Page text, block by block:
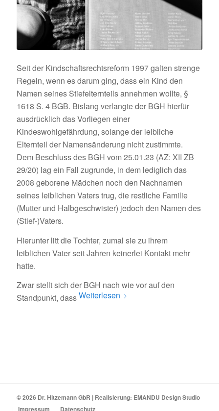
Seit der Kindschaftsrechtsreform 1997 galten strenge
Regeln, wenn es darum ging, dass ein Kind den
Namen seines Stiefelternteils annehmen wollte, §
1618 S. 4 BGB. Bislang verlangte der BGH hierfür
ausdrücklich das Vorliegen einer
Kindeswohlgefährdung, solange der leibliche
Elternteil der Namensänderung nicht zustimmte.
Dem Beschluss des BGH vom 25.01.23 (AZ: XII ZB
29/20) lag ein Fall zugrunde, in dem lediglich das
2008 geborene Mädchen noch den Nachnamen
seines leiblichen Vaters trug, die restliche Familie
(Mutter und Halbgeschwister) jedoch den Namen des
(Stief-)Vaters.
Hierunter litt die Tochter, zumal sie zu ihrem
leiblichen Vater seit Jahren keinerlei Kontakt mehr
hatte.
Zwar stellt sich der BGH nach wie vor auf den
Standpunkt, dassWeiterlesen
© 2026 Dr. Hitzemann GbR | Realisierung: EMANDU Design Studio
Impressum
Datenschutz